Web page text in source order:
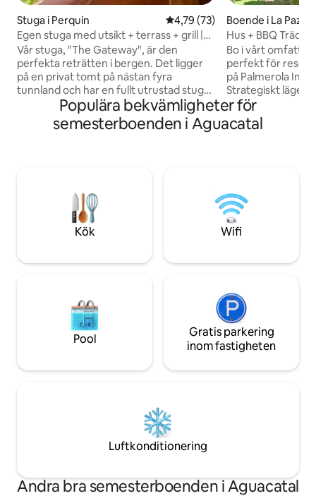
Stuga i Perquin 4,79 av 5 i genomsnittligt
4,79 (73)
Egen stuga med utsikt + terrass + grill |
Perquín
Vår stuga, "The Gateway", är den
perfekta reträtten i bergen. Det ligger
på en privat tomt på nästan fyra
tunnland och har en fullt utrustad stuga,
en braskamin, en naturlig pool,
vandringsleder och tillgång till en bäck.
Njut av total lugn, bra väder och
platsen att koppla av på. Vattenfallet
rinner vackert och är redo för ett dopp!
Boende i La Paz
Hus + BBQ
XPL 6 personer
Bo i vårt
perfekt för
på Palmerola
Strategiskt läge
huvudvägen och
Comayagua,
centrala området i
vistelser
Populära bekvämligheter för
semesterboenden i Aguacatal
Kök Wifi
Pool
Gratis parkering
inom fastigheten
Luftkonditionering
Andra bra semesterboenden i Aguacatal